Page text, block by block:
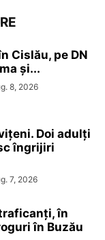
Cislău, pe DN
și...
8, 2026
Doi adulți
îngrijiri
7, 2026
în
în Buzău